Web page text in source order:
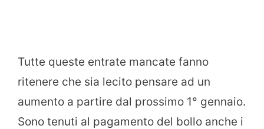
Tutte queste entrate mancate fanno
ritenere che sia lecito pensare ad un
aumento a partire dal prossimo 1° gennaio.
Sono tenuti al pagamento del bollo anche i